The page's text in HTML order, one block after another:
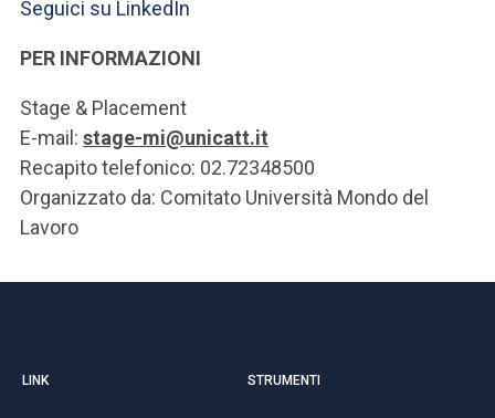
Seguici su LinkedIn
PER INFORMAZIONI
Stage & Placement
E-mail: stage-mi@unicatt.it
Recapito telefonico: 02.72348500
Organizzato da: Comitato Università Mondo del
Lavoro
LINK STRUMENTI